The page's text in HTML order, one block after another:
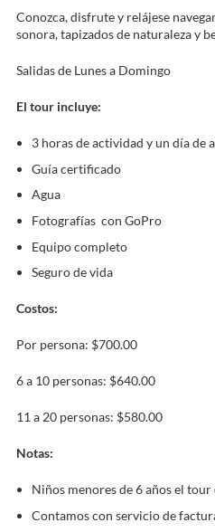
Conozca, disfrute y relájese
sonora, tapizados de naturaleza y
Salidas de Lunes a Domingo
El tour incluye:
3 horas de actividad y un día de
Guía certificado
Agua
Fotografías con GoPro
Equipo completo
Seguro de vida
Costos:
Por persona: $700.00
6 a 10 personas: $640.00
11 a 20 personas: $580.00
Notas:
Niños menores de 6 años el
Contamos con servicio de